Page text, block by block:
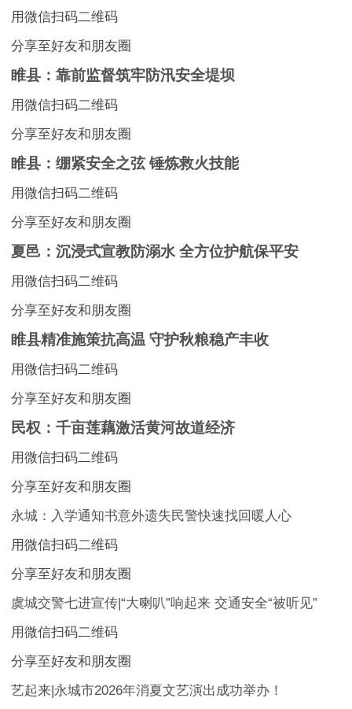
用微信扫码二维码
分享至好友和朋友圈
睢县：靠前监督筑牢防汛安全堤坝
用微信扫码二维码
分享至好友和朋友圈
睢县：绷紧安全之弦 锤炼救火技能
用微信扫码二维码
分享至好友和朋友圈
夏邑：沉浸式宣教防溺水 全方位护航保平安
用微信扫码二维码
分享至好友和朋友圈
睢县精准施策抗高温 守护秋粮稳产丰收
用微信扫码二维码
分享至好友和朋友圈
民权：千亩莲藕激活黄河故道经济
用微信扫码二维码
分享至好友和朋友圈
永城：入学通知书意外遗失民警快速找回暖人心
用微信扫码二维码
分享至好友和朋友圈
虞城交警七进宣传|“大喇叭”响起来 交通安全“被听见”
用微信扫码二维码
分享至好友和朋友圈
艺起来|永城市2026年消夏文艺演出成功举办！